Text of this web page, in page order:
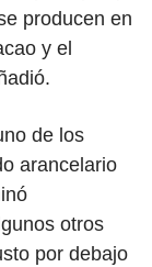
producen en
y el
de los
arancelario
otros
por debajo